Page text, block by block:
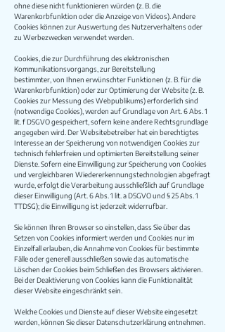
ohne diese nicht funktionieren würden (z. B. die
Warenkorbfunktion oder die Anzeige von Videos). Andere
Cookies können zur Auswertung des Nutzerverhaltens oder
zu Werbezwecken verwendet werden.
Cookies, die zur Durchführung des elektronischen
Kommunikationsvorgangs, zur Bereitstellung
bestimmter, von Ihnen erwünschter Funktionen (z. B. für die
Warenkorbfunktion) oder zur Optimierung der Website (z. B.
Cookies zur Messung des Webpublikums) erforderlich sind
(notwendige Cookies), werden auf Grundlage von Art. 6 Abs. 1
lit. f DSGVO gespeichert, sofern keine andere Rechtsgrundlage
angegeben wird. Der Websitebetreiber hat ein berechtigtes
Interesse an der Speicherung von notwendigen Cookies zur
technisch fehlerfreien und optimierten Bereitstellung seiner
Dienste. Sofern eine Einwilligung zur Speicherung von Cookies
und vergleichbaren Wiedererkennungstechnologien abgefragt
wurde, erfolgt die Verarbeitung ausschließlich auf Grundlage
dieser Einwilligung (Art. 6 Abs. 1 lit. a DSGVO und § 25 Abs. 1
TTDSG); die Einwilligung ist jederzeit widerrufbar.
Sie können Ihren Browser so einstellen, dass Sie über das
Setzen von Cookies informiert werden und Cookies nur im
Einzelfall erlauben, die Annahme von Cookies für bestimmte
Fälle oder generell ausschließen sowie das automatische
Löschen der Cookies beim Schließen des Browsers aktivieren.
Bei der Deaktivierung von Cookies kann die Funktionalität
dieser Website eingeschränkt sein.
Welche Cookies und Dienste auf dieser Website eingesetzt
werden, können Sie dieser Datenschutzerklärung entnehmen.